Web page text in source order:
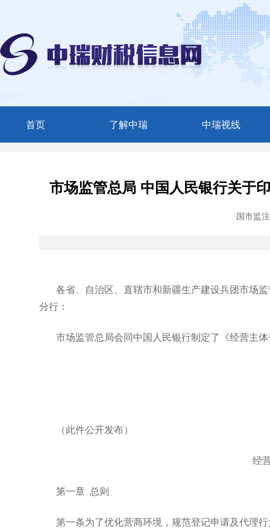
首页 了解中瑞
服务范围
中瑞视线
中瑞动态
市场监管总局 中国人民银行关于
国市监
各省、自治区、直辖市和新疆生产建设兵团市场
分行：
市场监管总局会同中国人民银行制定了《经营主
（此件公开发布）
经
第一章 总则
第一条为了优化营商环境，规范登记申请及代理